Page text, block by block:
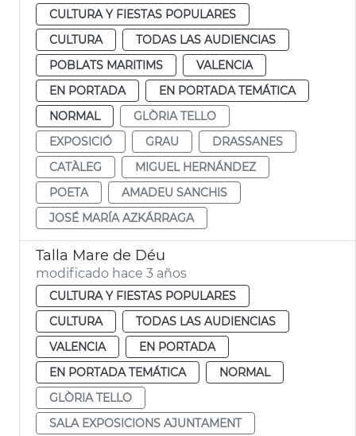
CULTURA Y FIESTAS POPULARES
CULTURA
TODAS LAS AUDIENCIAS
POBLATS MARITIMS
VALENCIA
EN PORTADA
EN PORTADA TEMÁTICA
NORMAL
GLÒRIA TELLO
EXPOSICIÓ
GRAU
DRASSANES
CATÀLEG
MIGUEL HERNÁNDEZ
POETA
AMADEU SANCHIS
JOSÉ MARÍA AZKÁRRAGA
Talla Mare de Déu
modificado hace 3 años
CULTURA Y FIESTAS POPULARES
CULTURA
TODAS LAS AUDIENCIAS
VALENCIA
EN PORTADA
EN PORTADA TEMÁTICA
NORMAL
GLÒRIA TELLO
SALA EXPOSICIONS AJUNTAMENT